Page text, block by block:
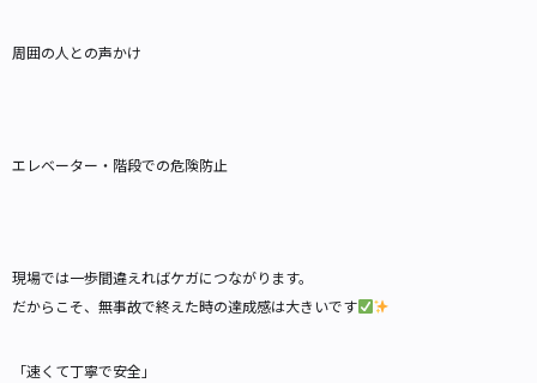
周囲の人との声かけ
エレベーター・階段での危険防止
現場では一歩間違えればケガにつながります。
だからこそ、無事故で終えた時の達成感は大きいです
「速くて丁寧で安全」